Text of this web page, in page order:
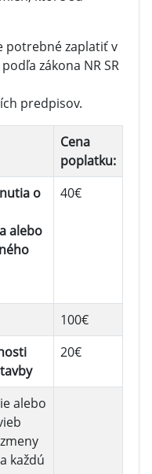
potrebné zaplatiť v
zákona NR SR
predpisov.
Cena
poplatku:
o
alebo
40€
100€
20€
alebo
každú